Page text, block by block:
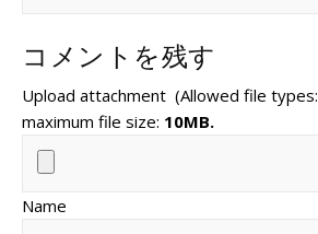
コメントを残す
Upload attachment (Allowed file types:
maximum file size: 10MB.
Name